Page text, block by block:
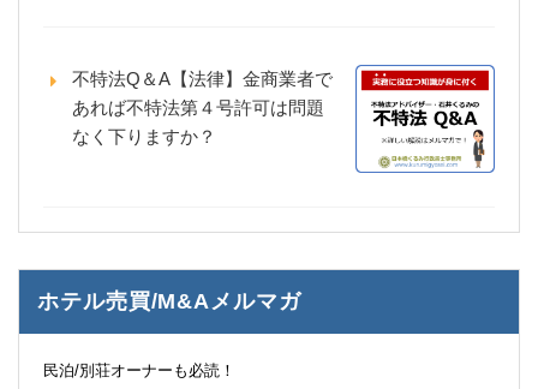
不特法Q＆A【法律】金商業者で
あれば不特法第４号許可は問題
なく下りますか？
ホテル売買/M&Aメルマガ
民泊/別荘オーナーも必読！